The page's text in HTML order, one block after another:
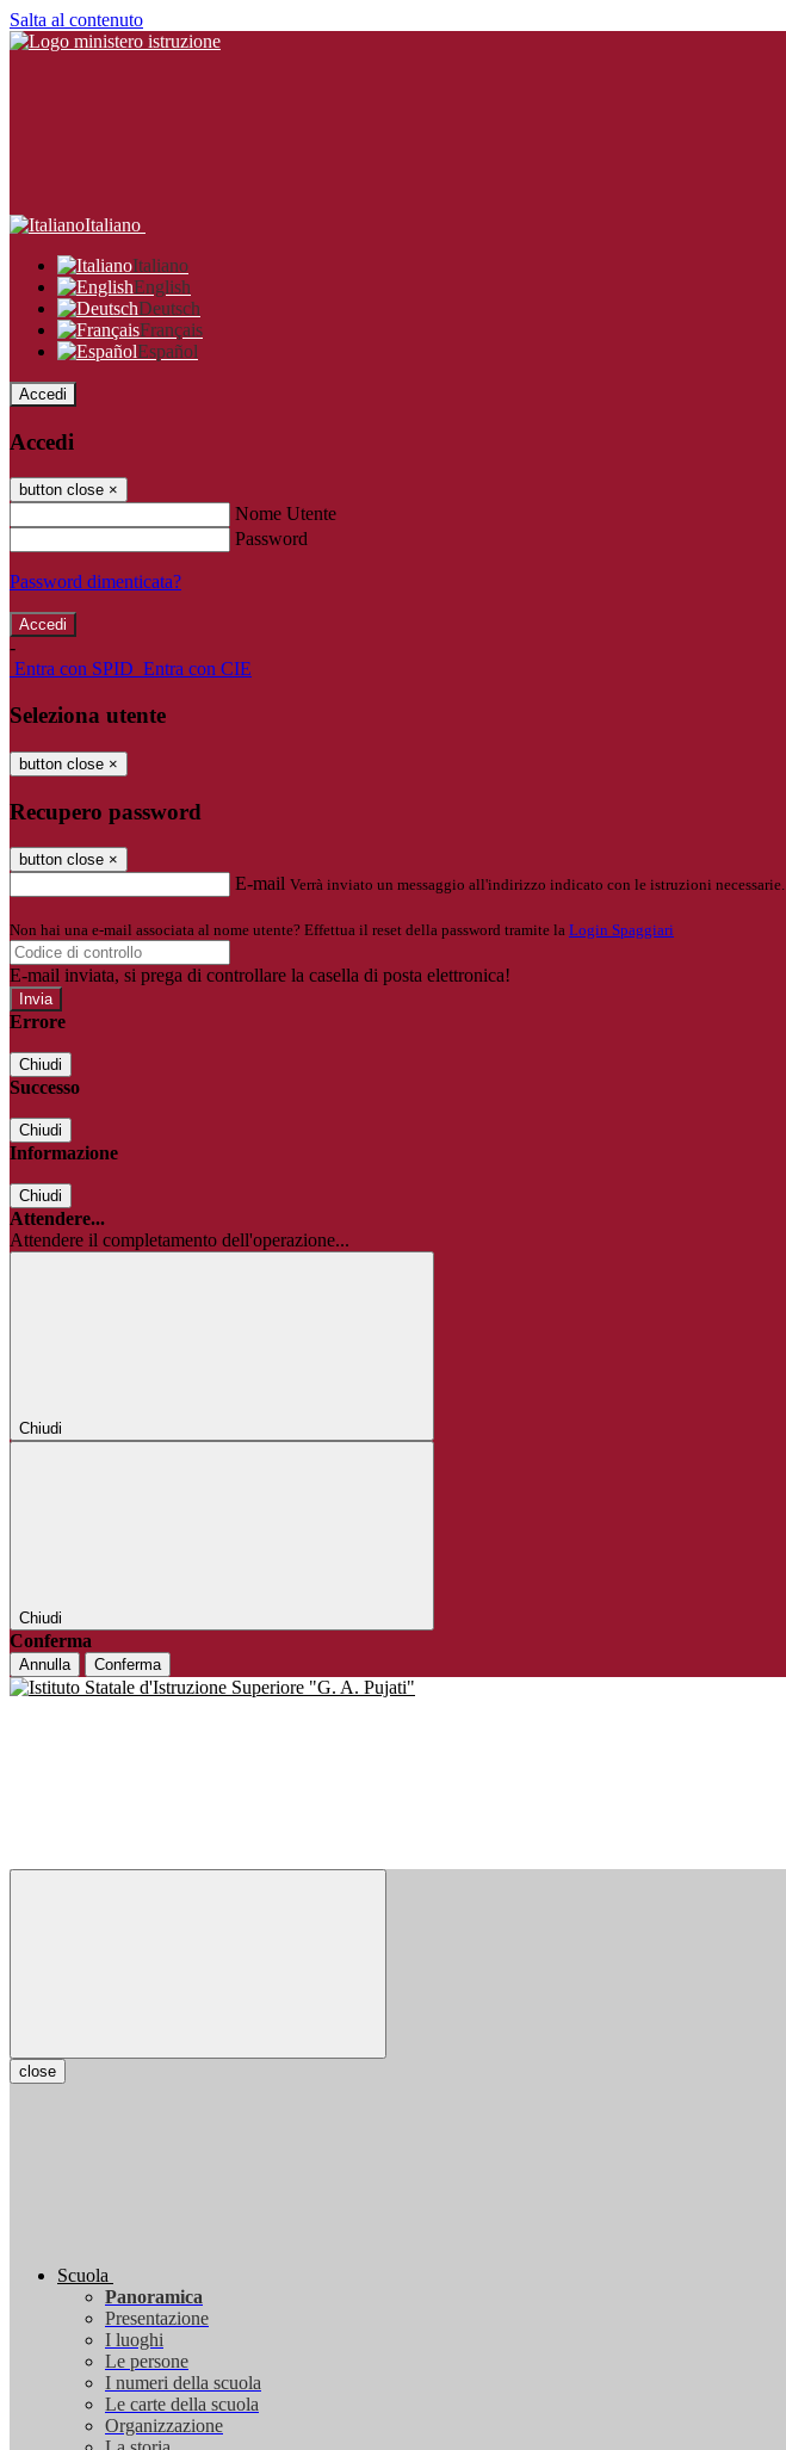
Salta al contenuto
Italiano
Italiano
English
Deutsch
Français
Español
Accedi
Accedi
button close ×
Nome Utente
Password
Password dimenticata?
-
Entra con SPID Entra con CIE
Seleziona utente
button close ×
Recupero password
button close ×
E-mail Verrà inviato un messaggio all'indirizzo indicato con le istruzioni necessarie.
Non hai una e-mail associata al nome utente? Effettua il reset della password tramite la Login Spaggiari
E-mail inviata, si prega di controllare la casella di posta elettronica!
Errore
Chiudi
Successo
Chiudi
Informazione
Chiudi
Attendere...
Attendere il completamento dell'operazione...
Chiudi
Chiudi
Conferma
Annulla Conferma
close
Scuola
Panoramica
Presentazione
I luoghi
Le persone
I numeri della scuola
Le carte della scuola
Organizzazione